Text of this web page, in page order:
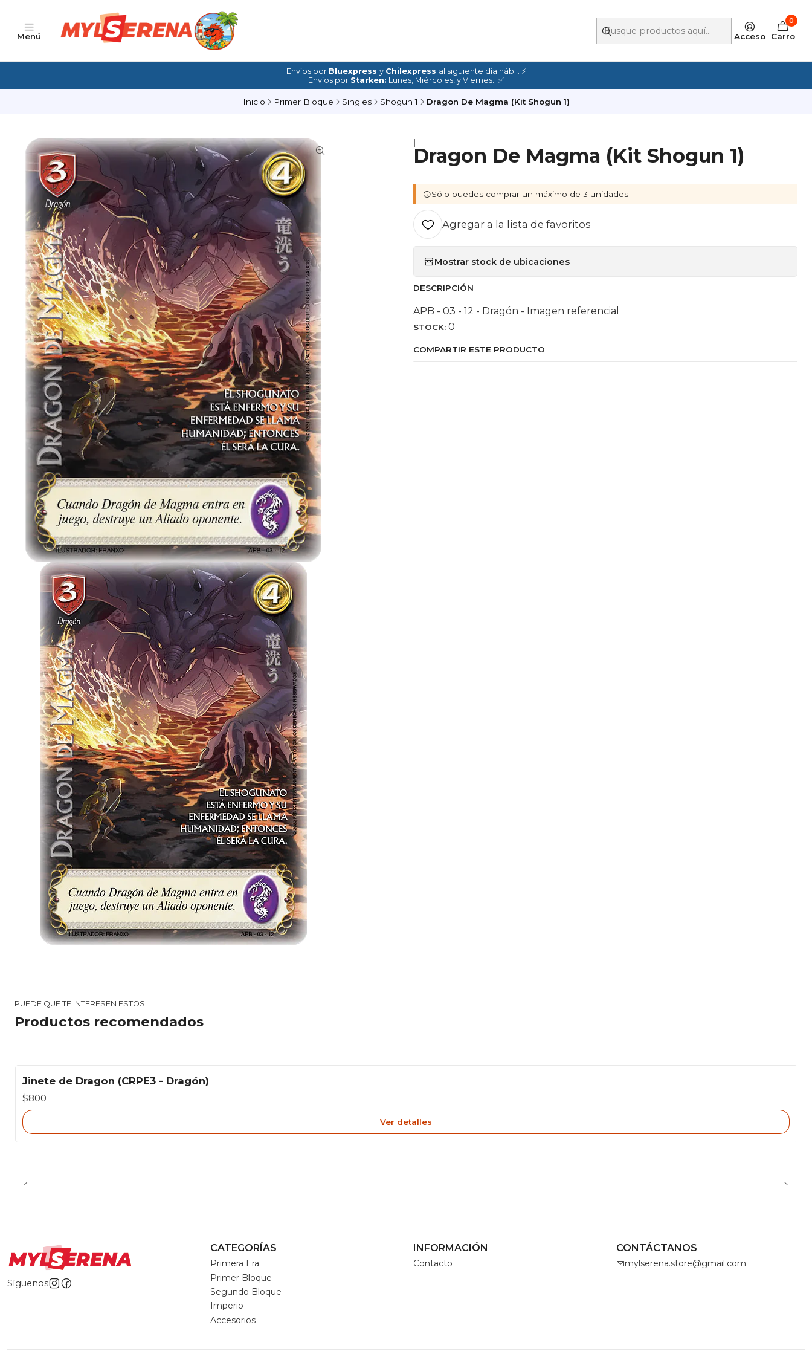
Menú Acceso
0
Carro
Envíos por Bluexpress y Chilexpress al siguiente día hábil. ⚡
Envíos por Starken: Lunes, Miércoles, y Viernes. ✅
Inicio Primer Bloque Singles Shogun 1 Dragon De Magma (Kit Shogun 1)
|
Dragon De Magma (Kit Shogun 1)
Sólo puedes comprar un máximo de 3 unidades
Agregar a la lista de favoritos
Mostrar stock de ubicaciones
DESCRIPCIÓN
APB - 03 - 12 - Dragón - Imagen referencial
STOCK: 0
COMPARTIR ESTE PRODUCTO
PUEDE QUE TE INTERESEN ESTOS
Productos recomendados
Agotado
Jinete de Dragon (CRPE3 - Dragón)
$800
Ver detalles
Síguenos
CATEGORÍAS
Primera Era
Primer Bloque
Segundo Bloque
Imperio
Accesorios
INFORMACIÓN
Contacto
CONTÁCTANOS
mylserena.store@gmail.com